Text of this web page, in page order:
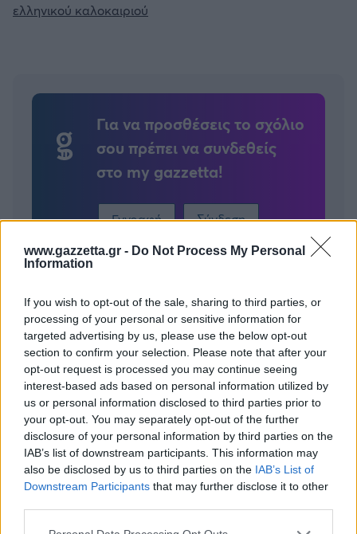
www.gazzetta.gr - Do Not Process My Personal
Information
If you wish to opt-out of the sale, sharing to third parties, or
processing of your personal or sensitive information for
targeted advertising by us, please use the below opt-out
section to confirm your selection. Please note that after your
opt-out request is processed you may continue seeing
interest-based ads based on personal information utilized by
us or personal information disclosed to third parties prior to
your opt-out. You may separately opt-out of the further
disclosure of your personal information by third parties on the
IAB’s list of downstream participants. This information may
also be disclosed by us to third parties on the IAB’s List of
Downstream Participants that may further disclose it to other
Please note that this website/app uses one or more Google
ελληνικού καλοκαιριού
Για να προσθέσεις το σχόλιο
σου πρέπει να συνδεθείς
στο my gazzetta!
Εγγραφή Σύνδεση
BEST OFINTERNET